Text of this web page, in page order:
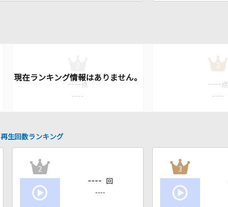
---- 点
----
3
---- 点
----
再生回数ランキング
2
---- 回
----
3